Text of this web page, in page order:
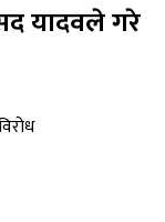
यादवले गरे